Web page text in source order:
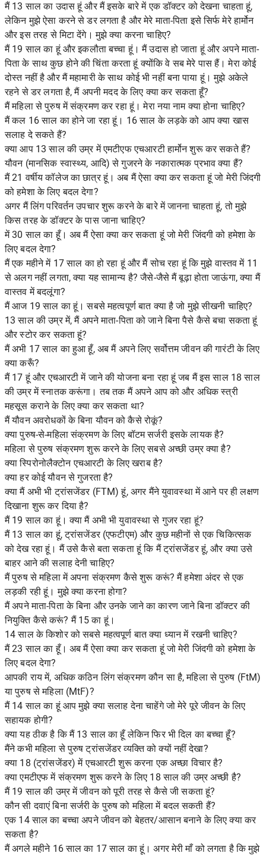
मैं 13 साल का उदास हूं और मैं इसके बारे में एक डॉक्टर को देखना चाहता हूं,
लेकिन मुझे ऐसा करने से डर लगता है और मेरे माता-पिता इसे सिर्फ मेरे हार्मोन
और इस तरह से मिटा देंगे। मुझे क्या करना चाहिए?
मैं 19 साल का हूं और इकलौता बच्चा हूं। मैं उदास हो जाता हूं और अपने माता-
पिता के साथ कुछ होने की चिंता करता हूं क्योंकि वे सब मेरे पास हैं। मेरा कोई
दोस्त नहीं है और मैं महामारी के साथ कोई भी नहीं बना पाया हूं। मुझे अकेले
रहने से डर लगता है, मैं अपनी मदद के लिए क्या कर सकता हूँ?
मैं महिला से पुरुष में संक्रमण कर रहा हूं। मेरा नया नाम क्या होना चाहिए?
मैं कल 16 साल का होने जा रहा हूं। 16 साल के लड़के को आप क्या खास
सलाह दे सकते हैं?
क्या आप 13 साल की उम्र में एमटीएफ एचआरटी हार्मोन शुरू कर सकते हैं?
यौवन (मानसिक स्वास्थ्य, आदि) से गुजरने के नकारात्मक प्रभाव क्या हैं?
मैं 21 वर्षीय कॉलेज का छात्र हूं। अब मैं ऐसा क्या कर सकता हूं जो मेरी जिंदगी
को हमेशा के लिए बदल देगा?
अगर मैं लिंग परिवर्तन उपचार शुरू करने के बारे में जानना चाहता हूं, तो मुझे
किस तरह के डॉक्टर के पास जाना चाहिए?
में 30 साल का हूँ। अब मैं ऐसा क्या कर सकता हूं जो मेरी जिंदगी को हमेशा के
लिए बदल देगा?
मैं एक महीने में 17 साल का हो रहा हूं और मैं सोच रहा हूं कि मुझे वास्तव में 11
से अलग नहीं लगता, क्या यह सामान्य है? जैसे-जैसे मैं बूढ़ा होता जाऊंगा, क्या मैं
वास्तव में बदलूंगा?
मैं आज 19 साल का हूं। सबसे महत्वपूर्ण बात क्या है जो मुझे सीखनी चाहिए?
13 साल की उम्र में, मैं अपने माता-पिता को जाने बिना पैसे कैसे बचा सकता हूं
और स्टोर कर सकता हूं?
मैं अभी 17 साल का हुआ हूँ, अब मैं अपने लिए सर्वोत्तम जीवन की गारंटी के लिए
क्या करूँ?
मैं 17 हूं और एचआरटी में जाने की योजना बना रहा हूं जब मैं इस साल 18 साल
की उम्र में स्नातक करूंगा। तब तक मैं अपने आप को और अधिक स्त्री
महसूस कराने के लिए क्या कर सकता था?
मैं यौवन अवरोधकों के बिना यौवन को कैसे रोकूं?
क्या पुरुष-से-महिला संक्रमण के लिए बॉटम सर्जरी इसके लायक है?
महिला से पुरुष संक्रमण शुरू करने के लिए सबसे अच्छी उम्र क्या है?
क्या स्पिरोनोलैक्टोन एचआरटी के लिए खराब है?
क्या हर कोई यौवन से गुजरता है?
क्या मैं अभी भी ट्रांसजेंडर (FTM) हूं, अगर मैंने युवावस्था में आने पर ही लक्षण
दिखाना शुरू कर दिया है?
मैं 19 साल का हूं। क्या मैं अभी भी युवावस्था से गुजर रहा हूं?
मैं 13 साल का हूं, ट्रांसजेंडर (एफटीएम) और कुछ महीनों से एक चिकित्सक
को देख रहा हूं। मैं उसे कैसे बता सकता हूं कि मैं ट्रांसजेंडर हूं, और क्या उसे
बाहर आने की सलाह देनी चाहिए?
मैं पुरुष से महिला में अपना संक्रमण कैसे शुरू करूं? मैं हमेशा अंदर से एक
लड़की रही हूं। मुझे क्या करना होगा?
मैं अपने माता-पिता के बिना और उनके जाने का कारण जाने बिना डॉक्टर की
नियुक्ति कैसे करूं? मैं 15 का हूं।
14 साल के किशोर को सबसे महत्वपूर्ण बात क्या ध्यान में रखनी चाहिए?
मैं 23 साल का हूँ। अब मैं ऐसा क्या कर सकता हूं जो मेरी जिंदगी को हमेशा के
लिए बदल देगा?
आपकी राय में, अधिक कठिन लिंग संक्रमण कौन सा है, महिला से पुरुष (FtM)
या पुरुष से महिला (MtF)?
मैं 14 साल का हूं आप मुझे क्या सलाह देना चाहेंगे जो मेरे पूरे जीवन के लिए
सहायक होगी?
क्या यह ठीक है कि मैं 13 साल का हूँ लेकिन फिर भी दिल का बच्चा हूँ?
मैंने कभी महिला से पुरुष ट्रांसजेंडर व्यक्ति को क्यों नहीं देखा?
क्या 18 (ट्रांसजेंडर) में एचआरटी शुरू करना एक अच्छा विचार है?
क्या एमटीएफ में संक्रमण शुरू करने के लिए 18 साल की उम्र अच्छी है?
मैं 19 साल की उम्र में जीवन को पूरी तरह से कैसे जी सकता हूं?
कौन सी दवाएं बिना सर्जरी के पुरुष को महिला में बदल सकती हैं?
एक 14 साल का बच्चा अपने जीवन को बेहतर/आसान बनाने के लिए क्या कर
सकता है?
मैं अगले महीने 16 साल का 17 साल का हूं। अगर मेरी माँ को लगता है कि मुझे